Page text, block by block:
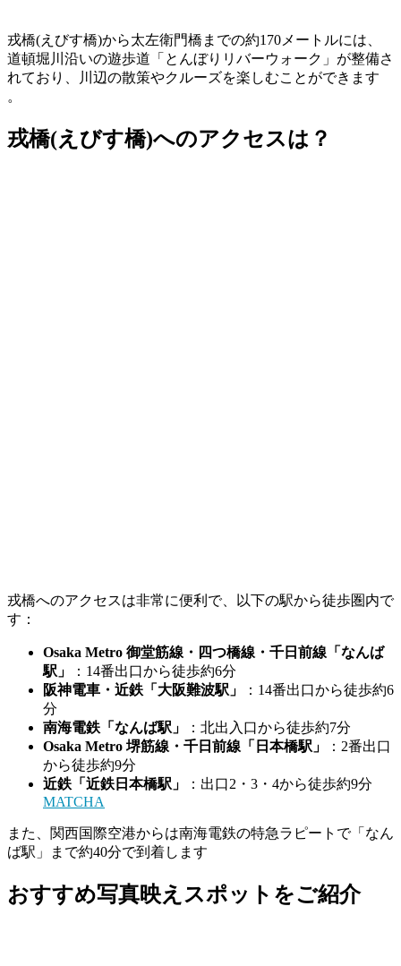
戎橋(えびす橋)から太左衛門橋までの約170メートルには、
道頓堀川沿いの遊歩道「とんぼりリバーウォーク」が整備さ
れており、川辺の散策やクルーズを楽しむことができます
。
戎橋(えびす橋)へのアクセスは？
戎橋へのアクセスは非常に便利で、以下の駅から徒歩圏内で
す：​
Osaka Metro 御堂筋線・四つ橋線・千日前線「なんば
駅」
：​14番出口から徒歩約6分
阪神電車・近鉄「大阪難波駅」
：​14番出口から徒歩約6
分
南海電鉄「なんば駅」
：​北出入口から徒歩約7分
Osaka Metro 堺筋線・千日前線「日本橋駅」
：​2番出口
から徒歩約9分
近鉄「近鉄日本橋駅」
：​出口2・3・4から徒歩約9分​
MATCHA
また、関西国際空港からは南海電鉄の特急ラピートで「なん
ば駅」まで約40分で到着します
おすすめ写真映えスポットをご紹介